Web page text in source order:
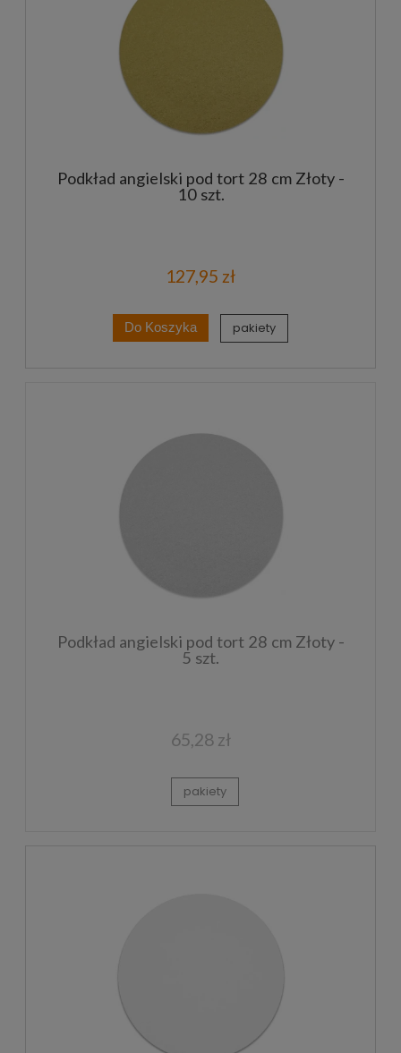
Podkład angielski pod tort 28 cm Złoty -
10 szt.
127,95 zł
Do Koszyka pakiety
Podkład angielski pod tort 28 cm Złoty -
5 szt.
65,28 zł
pakiety